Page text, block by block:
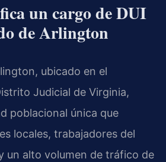
un cargo de DUI
de Arlington
ubicado en el
Judicial de Virginia,
poblacional única que
locales, trabajadores del
un alto volumen de tráfico de